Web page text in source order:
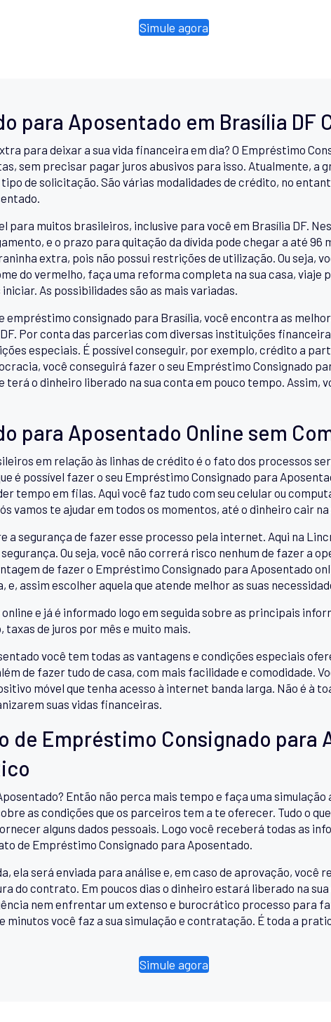
Simule agora
para Aposentado em Brasília DF
para deixar a sua vida financeira em dia? O Empréstimo
sem precisar pagar juros abusivos para isso. Atualmente, a
de solicitação. São várias modalidades de crédito, no
para muitos brasileiros, inclusive para você em Brasília DF.
e o prazo para quitação da dívida pode chegar a até 96
extra, pois não possui restrições de utilização. Ou seja,
do vermelho, faça uma reforma completa na sua casa, viaje
As possibilidades são as mais variadas.
empréstimo consignado para Brasília, você encontra as
Por conta das parcerias com diversas instituições
especiais. É possível conseguir, por exemplo, crédito a
você conseguirá fazer o seu Empréstimo Consignado
terá o dinheiro liberado na sua conta em pouco tempo. Assim,
para Aposentado Online sem
em relação às linhas de crédito é o fato dos processos
é possível fazer o seu Empréstimo Consignado para
tempo em filas. Aqui você faz tudo com seu celular ou
vamos te ajudar em todos os momentos, até o dinheiro cair
a segurança de fazer esse processo pela internet. Aqui na
Ou seja, você não correrá risco nenhum de fazer a
de fazer o Empréstimo Consignado para Aposentado
assim escolher aquela que atende melhor as suas
online e já é informado logo em seguida sobre as principais
de juros por mês e muito mais.
você tem todas as vantagens e condições especiais
de fazer tudo de casa, com mais facilidade e comodidade.
móvel que tenha acesso à internet banda larga. Não é à
suas vidas financeiras.
de Empréstimo Consignado para
Então não perca mais tempo e faça uma
as condições que os parceiros tem a te oferecer. Tudo o
alguns dados pessoais. Logo você receberá todas as
de Empréstimo Consignado para Aposentado.
ela será enviada para análise e, em caso de aprovação, você
do contrato. Em poucos dias o dinheiro estará liberado na
nem enfrentar um extenso e burocrático processo para
minutos você faz a sua simulação e contratação. É toda a
Simule agora